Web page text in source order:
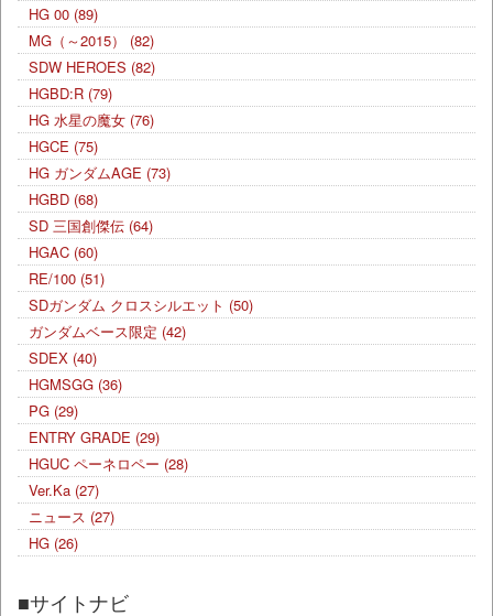
HG 00 (89)
MG（～2015）
(82)
SDW HEROES (82)
HGBD:R (79)
HG 水星の魔女 (76)
HGCE (75)
HG ガンダムAGE (73)
HGBD (68)
SD 三国創傑伝 (64)
HGAC (60)
RE/100 (51)
SDガンダム クロスシルエット (50)
ガンダムベース限定 (42)
SDEX (40)
HGMSGG (36)
PG (29)
ENTRY GRADE (29)
HGUC ペーネロペー (28)
Ver.Ka (27)
ニュース (27)
HG (26)
■サイトナビ